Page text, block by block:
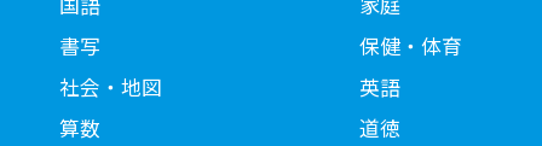
書写
社会・地図
算数
保健・体育
英語
道徳